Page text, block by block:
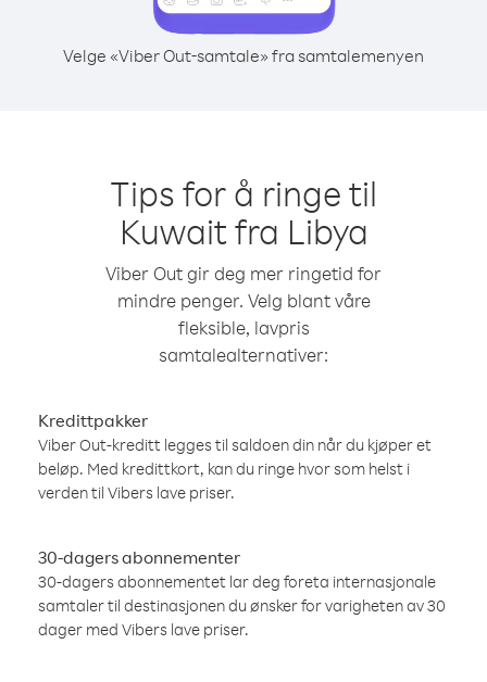
Velge «Viber Out-samtale» fra samtalemenyen
Tips for å ringe til
Kuwait fra Libya
Viber Out gir deg mer ringetid for
mindre penger. Velg blant våre
fleksible, lavpris
samtalealternativer:
Kredittpakker
Viber Out-kreditt legges til saldoen din når du kjøper et
beløp. Med kredittkort, kan du ringe hvor som helst i
verden til Vibers lave priser.
30-dagers abonnementer
30-dagers abonnementet lar deg foreta internasjonale
samtaler til destinasjonen du ønsker for varigheten av 30
dager med Vibers lave priser.